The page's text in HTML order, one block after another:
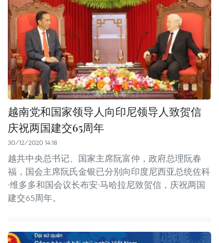
越南党和国家领导人向印尼领导人致贺信
庆祝两国建交65周年
30/12/2020 14:18
越共中央总书记、国家主席阮富仲，政府总理阮春
福，国会主席阮氏金银已分别向印度尼西亚总统佐科
·维多多和国会议长布安·马哈拉尼致贺信，庆祝两国
建交65周年。